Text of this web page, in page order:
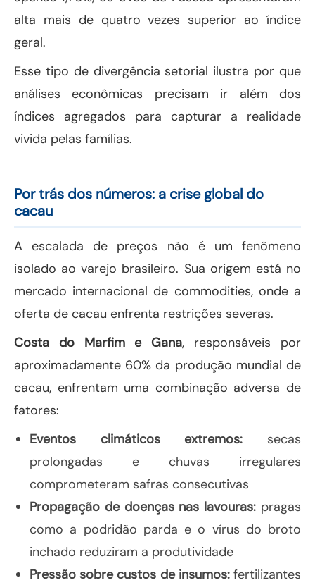
alta mais de quatro vezes superior ao índice
geral.
Esse tipo de divergência setorial ilustra por que
análises econômicas precisam ir além dos
índices agregados para capturar a realidade
vivida pelas famílias.
Por trás dos números: a crise global do
cacau
A escalada de preços não é um fenômeno
isolado ao varejo brasileiro. Sua origem está no
mercado internacional de commodities, onde a
oferta de cacau enfrenta restrições severas.
Costa do Marfim e Gana, responsáveis por
aproximadamente 60% da produção mundial de
cacau, enfrentam uma combinação adversa de
fatores:
Eventos climáticos extremos: secas
prolongadas e chuvas irregulares
comprometeram safras consecutivas
Propagação de doenças nas lavouras: pragas
como a podridão parda e o vírus do broto
inchado reduziram a produtividade
Pressão sobre custos de insumos:fertilizantes